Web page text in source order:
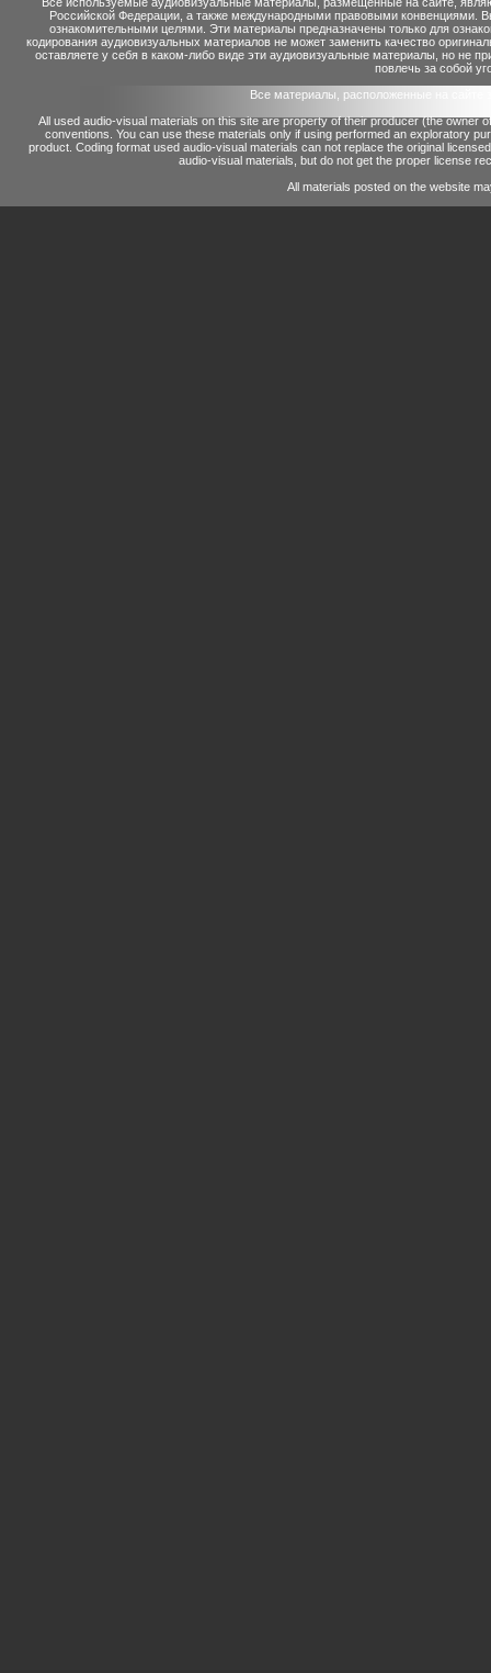
Российской Федерации, а также международными правовыми конвенциями.
ознакомительными целями. Эти материалы предназначены только для
кодирования аудиовизуальных материалов не может заменить качество
оставляете у себя в каком-либо виде эти аудиовизуальные материалы, но не
повлечь за собой
Все материалы, расположенные на сайте
All used audio-visual materials on this site are property of their producer (the owner
conventions. You can use these materials only if using performed an exploratory
product. Coding format used audio-visual materials can not replace the original
audio-visual materials, but do not get the proper license
All materials posted on the website